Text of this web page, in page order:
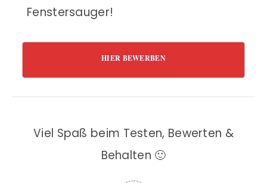
Fenstersauger!
HIER BEWERBEN
Viel Spaß beim Testen, Bewerten &
Behalten 🙂